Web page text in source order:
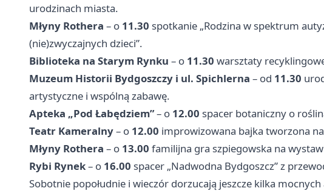
urodzinach miasta.
Młyny Rothera – o 11.30 spotkanie „Rodzina w spektrum
(nie)zwyczajnych dzieci”.
Biblioteka na Starym Rynku – o 11.30 warsztaty
Muzeum Historii Bydgoszczy i ul. Spichlerna – od 11.30
artystyczne i wspólną zabawę.
Apteka „Pod Łabędziem”– o 12.00 spacer botaniczny o
Teatr Kameralny– o 12.00 improwizowana bajka tworzona
Młyny Rothera – o 13.00 familijna gra szpiegowska na
Rybi Rynek– o 16.00 spacer „Nadwodna Bydgoszcz” z
Sobotnie popołudnie i wieczór dorzucają jeszcze kilka